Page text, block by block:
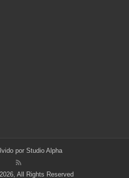
por Studio Alpha
All Rights Reserved